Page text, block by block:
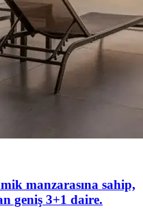
manzarasına sahip,
geniş 3+1 daire.